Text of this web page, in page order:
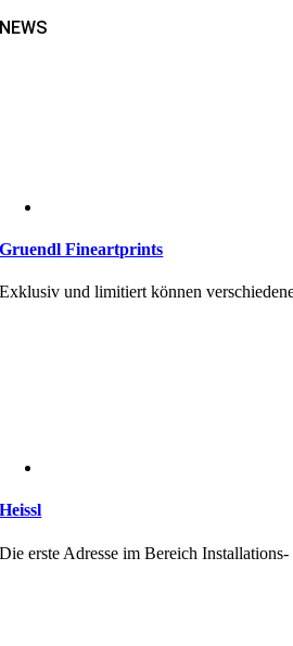
NEWS
Gruendl Fineartprints
Exklusiv und limitiert können
Heissl
Die erste Adresse im Bereich